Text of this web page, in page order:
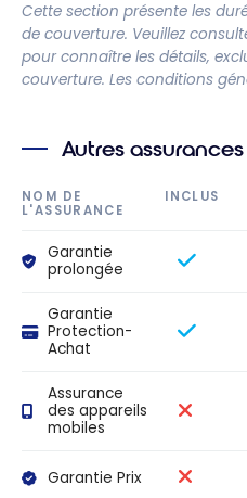
Cette section présente les
de couverture. Veuillez
pour connaître les détails,
couverture. Les conditions
Autres assurances
NOM DE
L'ASSURANCE
INCLUS
Garantie
prolongée
Garantie
Protection-
Achat
Assurance
des appareils
mobiles
Garantie Prix